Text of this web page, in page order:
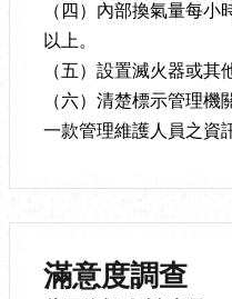
（四）內部換氣量每
以上。
（五）設置滅火器或其
（六）清楚標示管理
一款管理維護人員之資
滿意度調查